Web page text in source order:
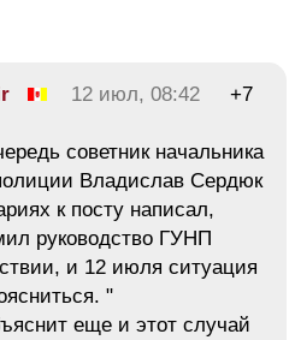
12 июл, 08:42 +7
советник начальника
Владислав Сердюк
к посту написал,
руководство ГУНП
и 12 июля ситуация
"
еще и этот случай